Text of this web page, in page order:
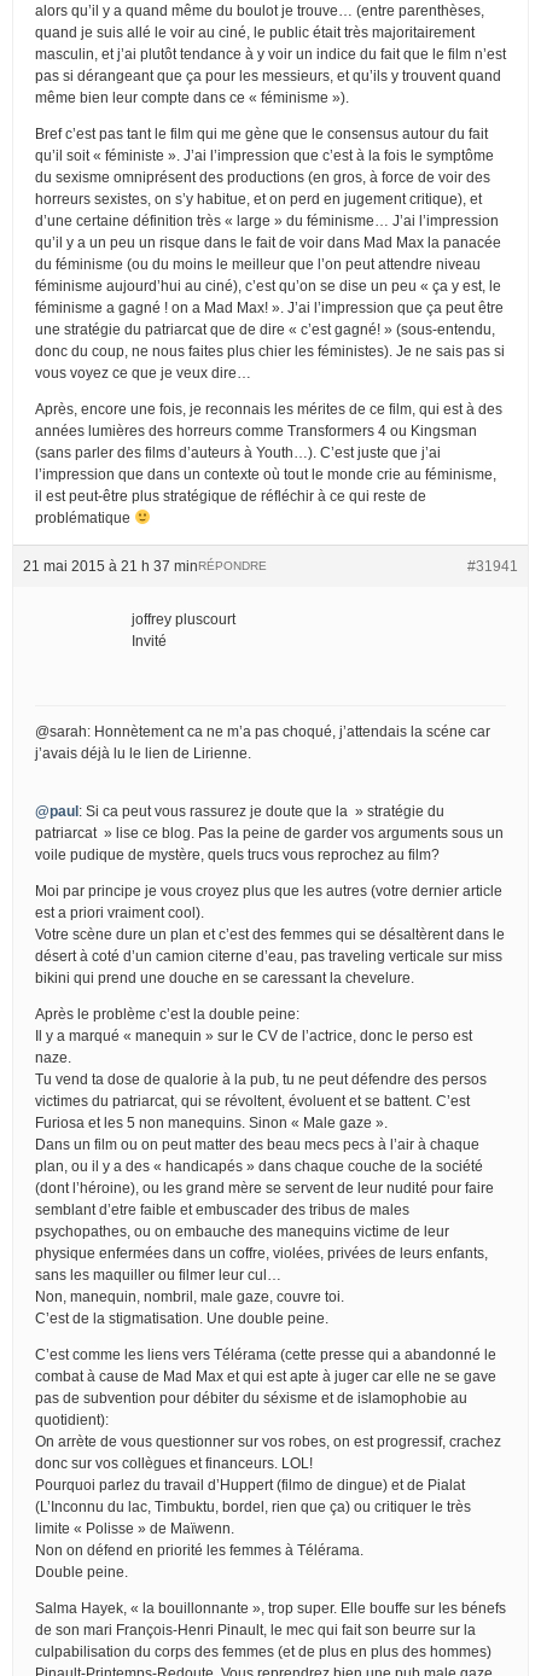
alors qu’il y a quand même du boulot je trouve… (entre parenthèses,
quand je suis allé le voir au ciné, le public était très majoritairement
masculin, et j’ai plutôt tendance à y voir un indice du fait que le film n’est
pas si dérangeant que ça pour les messieurs, et qu’ils y trouvent quand
même bien leur compte dans ce « féminisme »).
Bref c’est pas tant le film qui me gène que le consensus autour du fait
qu’il soit « féministe ». J’ai l’impression que c’est à la fois le symptôme
du sexisme omniprésent des productions (en gros, à force de voir des
horreurs sexistes, on s’y habitue, et on perd en jugement critique), et
d’une certaine définition très « large » du féminisme… J’ai l’impression
qu’il y a un peu un risque dans le fait de voir dans Mad Max la panacée
du féminisme (ou du moins le meilleur que l’on peut attendre niveau
féminisme aujourd’hui au ciné), c’est qu’on se dise un peu « ça y est, le
féminisme a gagné ! on a Mad Max! ». J’ai l’impression que ça peut être
une stratégie du patriarcat que de dire « c’est gagné! » (sous-entendu,
donc du coup, ne nous faites plus chier les féministes). Je ne sais pas si
vous voyez ce que je veux dire…
Après, encore une fois, je reconnais les mérites de ce film, qui est à des
années lumières des horreurs comme Transformers 4 ou Kingsman
(sans parler des films d’auteurs à Youth…). C’est juste que j’ai
l’impression que dans un contexte où tout le monde crie au féminisme,
il est peut-être plus stratégique de réfléchir à ce qui reste de
problématique
21 mai 2015 à 21 h 37 min #31941
RÉPONDRE
joffrey pluscourt
Invité
@sarah: Honnètement ca ne m’a pas choqué, j’attendais la scéne car
j’avais déjà lu le lien de Lirienne.
@paul: Si ca peut vous rassurez je doute que la » stratégie du
patriarcat » lise ce blog. Pas la peine de garder vos arguments sous un
voile pudique de mystère, quels trucs vous reprochez au film?
Moi par principe je vous croyez plus que les autres (votre dernier article
est a priori vraiment cool).
Votre scène dure un plan et c’est des femmes qui se désaltèrent dans le
désert à coté d’un camion citerne d’eau, pas traveling verticale sur miss
bikini qui prend une douche en se caressant la chevelure.
Après le problème c’est la double peine:
Il y a marqué « manequin » sur le CV de l’actrice, donc le perso est
naze.
Tu vend ta dose de qualorie à la pub, tu ne peut défendre des persos
victimes du patriarcat, qui se révoltent, évoluent et se battent. C’est
Furiosa et les 5 non manequins. Sinon « Male gaze ».
Dans un film ou on peut matter des beau mecs pecs à l’air à chaque
plan, ou il y a des « handicapés » dans chaque couche de la société
(dont l’héroine), ou les grand mère se servent de leur nudité pour faire
semblant d’etre faible et embuscader des tribus de males
psychopathes, ou on embauche des manequins victime de leur
physique enfermées dans un coffre, violées, privées de leurs enfants,
sans les maquiller ou filmer leur cul…
Non, manequin, nombril, male gaze, couvre toi.
C’est de la stigmatisation. Une double peine.
C’est comme les liens vers Télérama (cette presse qui a abandonné le
combat à cause de Mad Max et qui est apte à juger car elle ne se gave
pas de subvention pour débiter du séxisme et de islamophobie au
quotidient):
On arrète de vous questionner sur vos robes, on est progressif, crachez
donc sur vos collègues et financeurs. LOL!
Pourquoi parlez du travail d’Huppert (filmo de dingue) et de Pialat
(L’Inconnu du lac, Timbuktu, bordel, rien que ça) ou critiquer le très
limite « Polisse » de Maïwenn.
Non on défend en priorité les femmes à Télérama.
Double peine.
Salma Hayek, « la bouillonnante », trop super. Elle bouffe sur les bénefs
de son mari François-Henri Pinault, le mec qui fait son beurre sur la
culpabilisation du corps des femmes (et de plus en plus des hommes)